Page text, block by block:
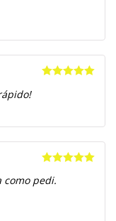
de 5
como pedi.